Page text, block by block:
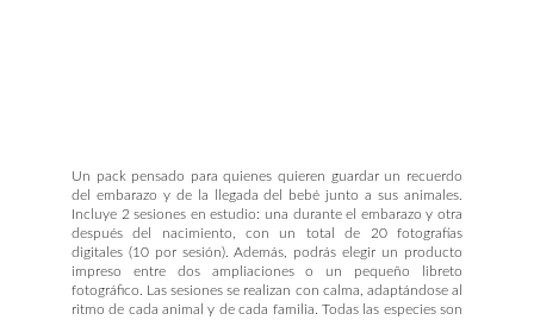
Un pack pensado para quienes quieren guardar un recuerdo
del embarazo y de la llegada del bebé junto a sus animales.
Incluye 2 sesiones en estudio: una durante el embarazo y otra
después del nacimiento, con un total de 20 fotografías
digitales (10 por sesión). Además, podrás elegir un producto
impreso entre dos ampliaciones o un pequeño libreto
fotográfico. Las sesiones se realizan con calma, adaptándose al
ritmo de cada animal y de cada familia. Todas las especies son